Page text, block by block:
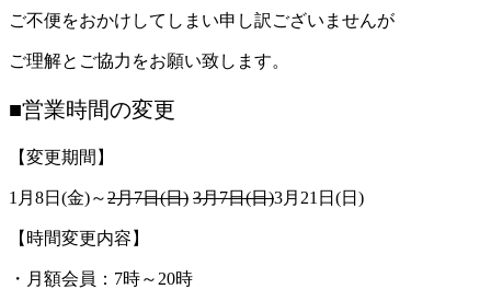
ご不便をおかけしてしまい申し訳ございませんが
ご理解とご協力をお願い致します。
■営業時間の変更
【変更期間】
1月8日(金)～2月7日(日) 3月7日(日)3月21日(日)
【時間変更内容】
・月額会員：7時～20時